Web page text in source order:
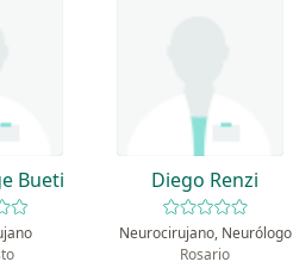
Bueti Diego Renzi
Neurocirujano, Neurólogo
Rosario